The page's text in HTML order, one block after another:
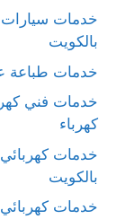
خدمات سيارات
بالكويت
خدمات طباعة
خدمات فني
كهرباء
خدمات
بالكويت
خدمات